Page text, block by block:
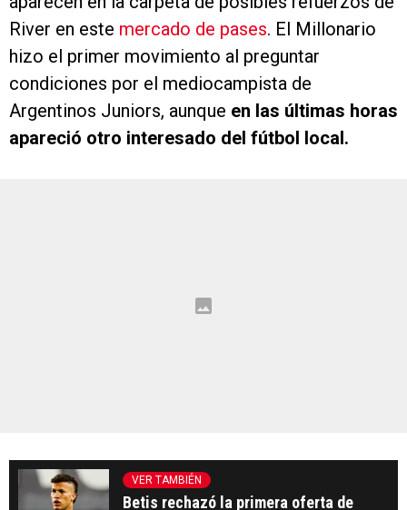
River en este mercado de pases. El Millonario
hizo el primer movimiento al preguntar
condiciones por el mediocampista de
Argentinos Juniors, aunque en las últimas horas
apareció otro interesado del fútbol local.
VER TAMBIÉN
Betis rechazó la primera oferta de